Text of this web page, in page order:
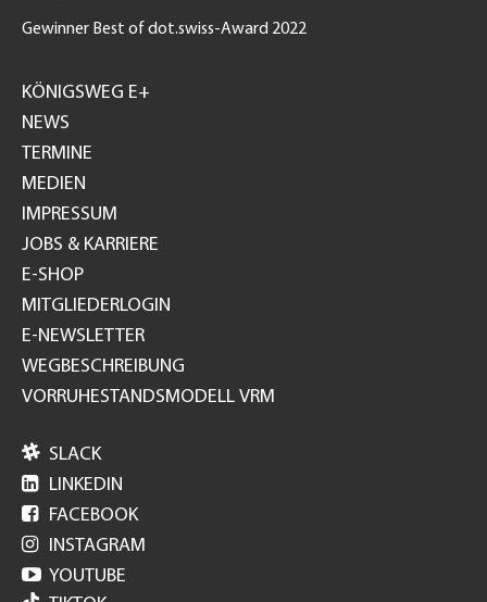
Gewinner Best of dot.swiss-Award 2022
GH
KÖNIGSWEG E+
NEWS
TERMINE
MEDIEN
IMPRESSUM
JOBS & KARRIERE
E-SHOP
MITGLIEDERLOGIN
E-NEWSLETTER
WEGBESCHREIBUNG
VORRUHESTANDSMODELL VRM
 SLACK
 LINKEDIN
 FACEBOOK
 INSTAGRAM
 YOUTUBE